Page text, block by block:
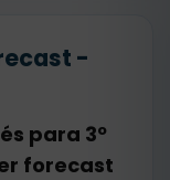
-
para 3º
forecast